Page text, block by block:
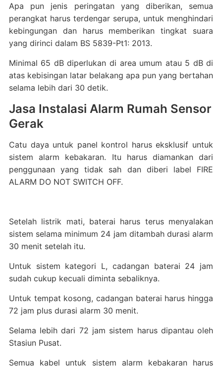
Apa pun jenis peringatan yang diberikan, semua
perangkat harus terdengar serupa, untuk menghindari
kebingungan dan harus memberikan tingkat suara
yang dirinci dalam BS 5839-Pt1: 2013.
Minimal 65 dB diperlukan di area umum atau 5 dB di
atas kebisingan latar belakang apa pun yang bertahan
selama lebih dari 30 detik.
Jasa Instalasi Alarm Rumah Sensor
Gerak
Catu daya untuk panel kontrol harus eksklusif untuk
sistem alarm kebakaran. Itu harus diamankan dari
penggunaan yang tidak sah dan diberi label FIRE
ALARM DO NOT SWITCH OFF.
Setelah listrik mati, baterai harus terus menyalakan
sistem selama minimum 24 jam ditambah durasi alarm
30 menit setelah itu.
Untuk sistem kategori L, cadangan baterai 24 jam
sudah cukup kecuali diminta sebaliknya.
Untuk tempat kosong, cadangan baterai harus hingga
72 jam plus durasi alarm 30 menit.
Selama lebih dari 72 jam sistem harus dipantau oleh
Stasiun Pusat.
Semua kabel untuk sistem alarm kebakaran harus